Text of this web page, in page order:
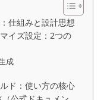
仕組みと設計思想
イズ設定：2つの
成
ド：使い方の核心